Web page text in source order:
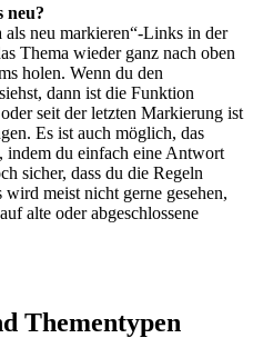
neu?
neu markieren“-Links in der
Thema wieder ganz nach oben
holen. Wenn du den
dann ist die Funktion
seit der letzten Markierung ist
Es ist auch möglich, das
indem du einfach eine Antwort
sicher, dass du die Regeln
wird meist nicht gerne gesehen,
alte oder abgeschlossene
Thementypen